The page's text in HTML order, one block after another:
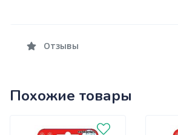
Отзывы
Похожие товары